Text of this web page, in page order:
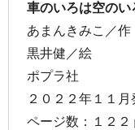
車のいろは空の
あまんきみこ／作
黒井健／絵
ポプラ社
２０２２年１１月
ページ数：１２２